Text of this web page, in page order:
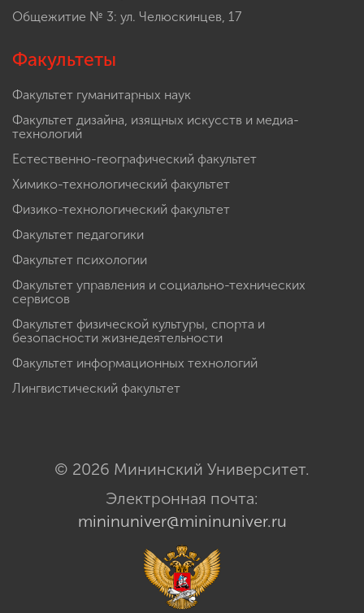
Общежитие № 3: ул. Челюскинцев, 17
Факультеты
Факультет гуманитарных наук
Факультет дизайна, изящных искусств и медиа-
технологий
Естественно-географический факультет
Химико-технологический факультет
Физико-технологический факультет
Факультет педагогики
Факультет психологии
Факультет управления и социально-технических
сервисов
Факультет физической культуры, спорта и
безопасности жизнедеятельности
Факультет информационных технологий
Лингвистический факультет
© 2026 Мининский Университет.
Электронная почта:
mininuniver@mininuniver.ru